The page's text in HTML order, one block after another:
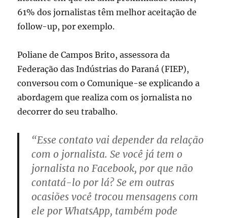
61% dos jornalistas têm melhor aceitação de
follow-up, por exemplo.
Poliane de Campos Brito, assessora da
Federação das Indústrias do Paraná (FIEP),
conversou com o Comunique-se explicando a
abordagem que realiza com os jornalista no
decorrer do seu trabalho.
“Esse contato vai depender da relação
com o jornalista. Se você já tem o
jornalista no Facebook, por que não
contatá-lo por lá? Se em outras
ocasiões você trocou mensagens com
ele por WhatsApp, também pode